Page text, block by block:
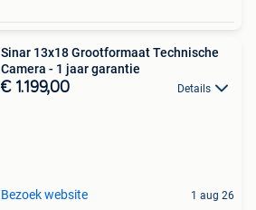
Sinar 13x18 Grootformaat Technische
Camera - 1 jaar garantie
€ 1.199,00 Details
Bezoek website 1 aug 26